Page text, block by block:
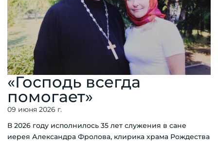
«Господь всегда
помогает»
09 июня 2026 г.
В 2026 году исполнилось 35 лет служения в сане
иерея Александра Фролова, клирика храма Рождества